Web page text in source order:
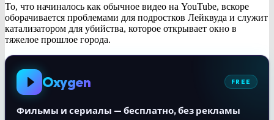
То, что начиналось как обычное видео на YouTube, вскоре
оборачивается проблемами для подростков Лейквуда и служит
катализатором для убийства, которое открывает окно в
тяжелое прошлое города.
Oxygen FREE
Фильмы и сериалы — бесплатно, без рекламы